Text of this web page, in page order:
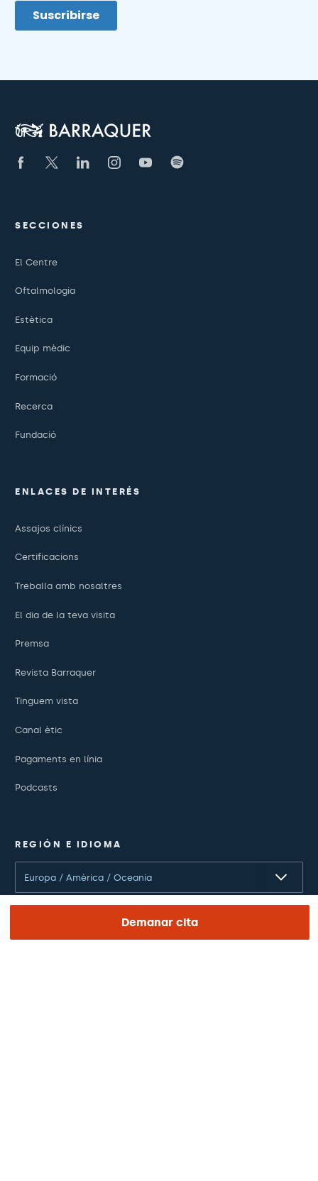
Demanar cita
SECCIONES
El Centre
Oftalmologia
Estètica
Equip mèdic
Formació
Recerca
Fundació
ENLACES DE INTERÉS
Assajos clínics
Certificacions
Treballa amb nosaltres
El dia de la teva visita
Premsa
Revista Barraquer
Tinguem vista
Canal ètic
Pagaments en línia
Podcasts
REGIÓN E IDIOMA
Europa / Amèrica / Oceania